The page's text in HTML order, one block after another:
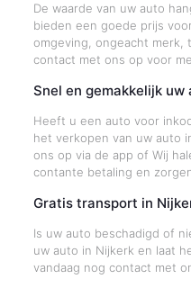
De waarde van uw auto
bieden een goede prijs
omgeving, ongeacht merk,
contact met ons op voor
Snel en gemakkelijk
Heeft u een auto voor
het verkopen van uw auto
ons op via de app of Wij
contante betaling en
Gratis transport in
Is uw auto beschadigd of
uw auto in Nijkerk en laat
vandaag nog contact met